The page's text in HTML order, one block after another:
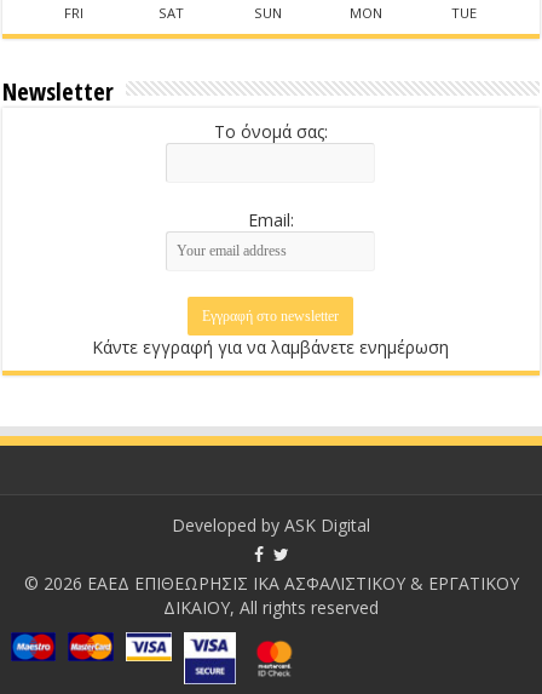
FRI SAT SUN MON TUE
Newsletter
Το όνομά σας:
Email:
Κάντε εγγραφή για να λαμβάνετε ενημέρωση
Developed by ASK Digital
© 2026 ΕΑΕΔ ΕΠΙΘΕΩΡΗΣΙΣ ΙΚΑ ΑΣΦΑΛΙΣΤΙΚΟΥ & ΕΡΓΑΤΙΚΟΥ
ΔΙΚΑΙΟΥ, All rights reserved